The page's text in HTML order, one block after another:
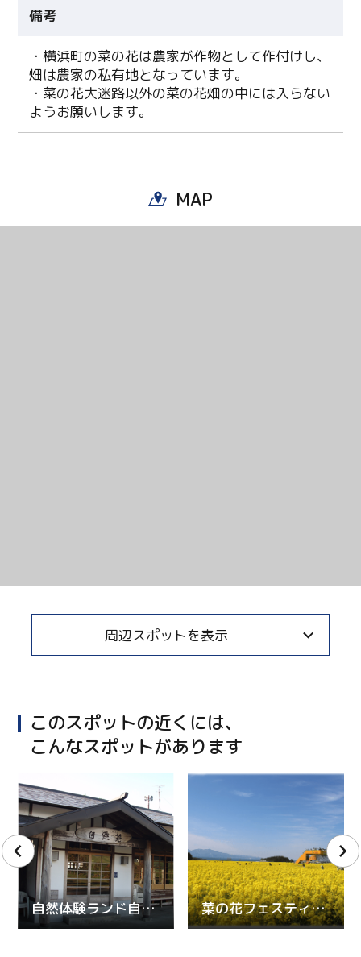
備考
・横浜町の菜の花は農家が作物として作付けし、
畑は農家の私有地となっています。
・菜の花大迷路以外の菜の花畑の中には入らない
ようお願いします。
MAP
周辺スポットを表示
このスポットの近くには、
こんなスポットがあります
自然体験ランド自然苑 菜の花フェスティバル in よこはま